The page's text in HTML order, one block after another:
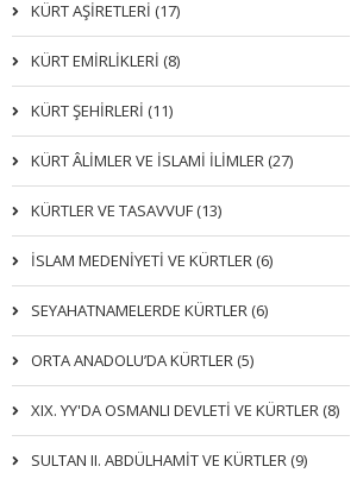
KÜRT AŞİRETLERİ (17)
KÜRT EMİRLİKLERİ (8)
KÜRT ŞEHİRLERİ (11)
KÜRT ÂLİMLER VE İSLAMİ İLİMLER (27)
KÜRTLER VE TASAVVUF (13)
İSLAM MEDENİYETİ VE KÜRTLER (6)
SEYAHATNAMELERDE KÜRTLER (6)
ORTA ANADOLU’DA KÜRTLER (5)
XIX. YY'DA OSMANLI DEVLETI VE KÜRTLER (8)
SULTAN II. ABDÜLHAMİT VE KÜRTLER (9)